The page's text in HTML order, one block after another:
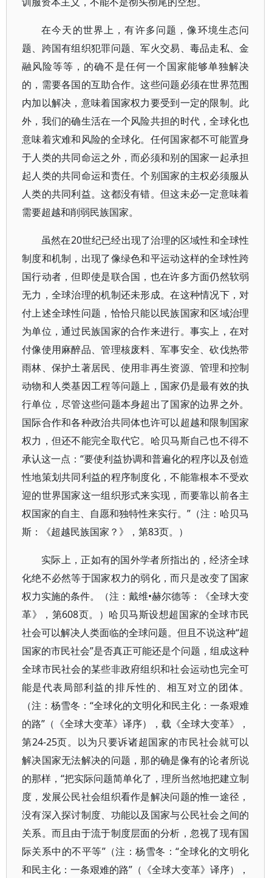
在今天的世界上，有许多问题，像环境生态问
题、跨国有组织犯罪问题、军火交易、毒品走私、金
融风险等等，的确不是任何一个国家能够单独解决
的，需要各国的互助合作。这些问题必须在世界范围
内加以解决，意味着国家权力要受到一定的限制。此
外，我们的确生活在一个风险共担的时代，全球化也
意味着灾难和风险的全球化。任何国家都不可能置身
于人类的共同命运之外，而必须和别的国家一起承担
起人类的共同命运和责任。个别国家的主权必须服从
人类的共同利益。这都没有错。但这未必一定意味着
需要超越和削弱民族国家。
虽然在20世纪已经出现了治理的区域性和全球性
制度和机制，出现了像绿色和平运动这样的全球性跨
国行动者，但即使是联合国，也在许多方面仍然软弱
无力，全球治理的机制还未形成。在这种情况下，对
付上述全球性问题，恰恰只能以民族国家和区域治理
为单位，通过民族国家的合作来进行。事实上，在对
付像使用麻醉品、管理核废料、军事安全、砍伐热带
雨林、保护土著居民、使用非再生资源、管理和控制
动物和人类基因工程等问题上，国家仍是最有效的执
行单位，尽管这些问题本身超出了国家的边界之外。
国际合作和各种政治共同体也许可以超越和限制国家
权力，但还不能完全取代它。哈贝马斯自己也不得不
承认这一点：“要使利益协调和普遍化的程序以及创造
性地策划共同利益的程序制度化，不能靠根本不受欢
迎的世界国家这一组织形式来实现，而要靠以前各主
权国家的自主、自愿和独特性来实行。”（注：哈贝马
斯：《超越民族国家？》，第83页。）
实际上，正如有的国外学者所指出的，经济全球
化绝不必然等于国家权力的弱化，而只是改变了国家
权力实施的条件。（注：戴维•赫尔德等：《全球大变
革》，第608页。）哈贝马斯设想超国家的全球市民
社会可以解决人类面临的全球问题。但且不说这种“超
国家的市民社会”是否真正可能还是个问题，组成这种
全球市民社会的某些非政府组织和社会运动也完全可
能是代表局部利益的排斥性的、相互对立的团体。
（注：杨雪冬：“全球化的文明化和民主化：一条艰难
的路”（《全球大变革》译序），载《全球大变革》，
第24-25页。以为只要诉诸超国家的市民社会就可以
解决国家无法解决的问题，那的确是像有的论者所说
的那样，“把实际问题简单化了，理所当然地把建立制
度，发展公民社会组织看作是解决问题的惟一途径，
没有深入探讨制度、功能以及国家与公民社会之间的
关系。而且由于流于制度层面的分析，忽视了现有国
际关系中的不平等”（注：杨雪冬：“全球化的文明化
和民主化：一条艰难的路”（《全球大变革》译序），